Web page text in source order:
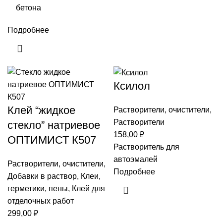
бетона
Подробнее
Клей “жидкое
стекло” натриевое
ОПТИМИСТ К507
Растворители, очистители,
Добавки в раствор, Клеи,
герметики, пены, Клей для
отделочных работ
299,00 ₽
Ксилол
Растворители, очистители,
Растворители
158,00 ₽
Растворитель для
автоэмалей
Подробнее